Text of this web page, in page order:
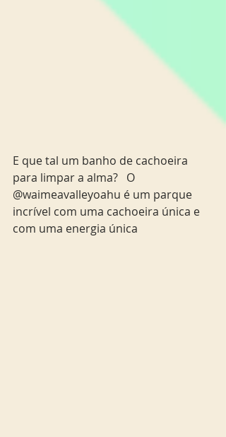
E que tal um banho de cachoeira
para limpar a alma?   O
@waimeavalleyoahu é um parque
incrível com uma cachoeira única e
com uma energia única